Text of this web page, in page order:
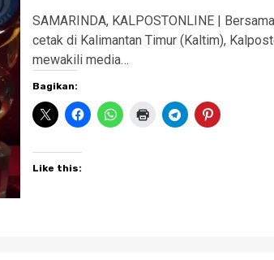
SAMARINDA, KALPOSTONLINE |
cetak di Kalimantan Timur (Kaltim),
mewakili media…
Bagikan:
Like this: